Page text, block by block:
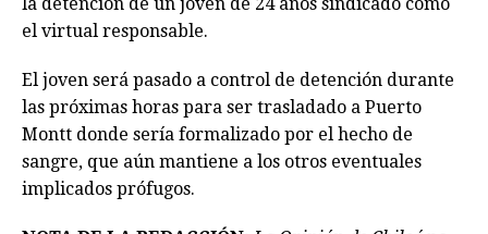
el virtual responsable.
El joven será pasado a control de detención durante
las próximas horas para ser trasladado a Puerto
Montt donde sería formalizado por el hecho de
sangre, que aún mantiene a los otros eventuales
implicados prófugos.